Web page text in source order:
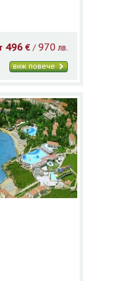
496 € / 970 лв.
виж повече